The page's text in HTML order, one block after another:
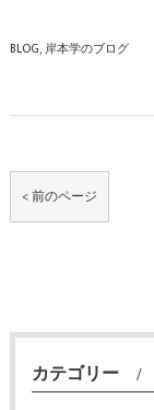
BLOG 岸本学のブログ
< 前のページ
カテゴリー